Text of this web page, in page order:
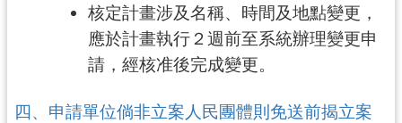
放
核定計畫涉及名稱、時間及地點變更，
應於計畫執行２週前至系統辦理變更申
請，經核准後完成變更。
四、申請單位倘非立案人民團體則免送前揭立案